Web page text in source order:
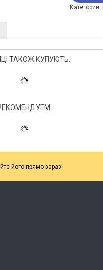
Категории:
ТАКОЖ КУПУЮТЬ:
його прямо зараз!